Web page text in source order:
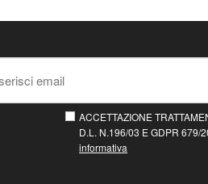
ACCETTAZIONE
D.L. N.196/03 E GDPR 679/
informativa